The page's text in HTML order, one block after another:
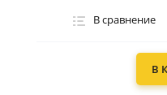
В сравнение
В